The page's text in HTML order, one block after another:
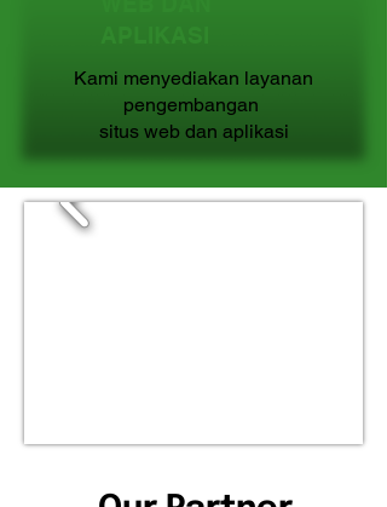
Kami menyediakan layanan
pengembangan
situs web dan aplikasi